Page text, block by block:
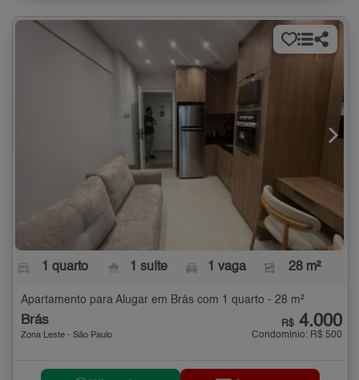
1 quarto 1 suíte 1 vaga 28 m²
Apartamento para Alugar em Brás com 1 quarto - 28 m²
Brás
Zona Leste - São Paulo
R$ 4.000
Condomínio: R$ 500